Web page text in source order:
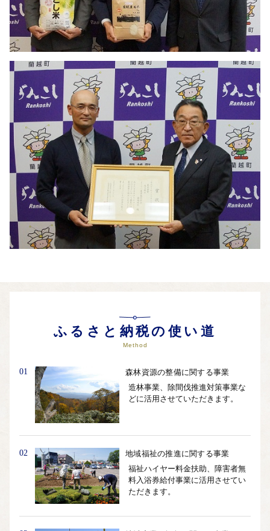
ふるさと納税の使い道
Method
01
森林資源の整備に関する事業
造林事業、除間伐推進対策事業な
どに活用させていただきます。
02
地域福祉の推進に関する事業
福祉ハイヤー料金扶助、障害者無
料入浴券給付事業に活用させてい
ただきます。